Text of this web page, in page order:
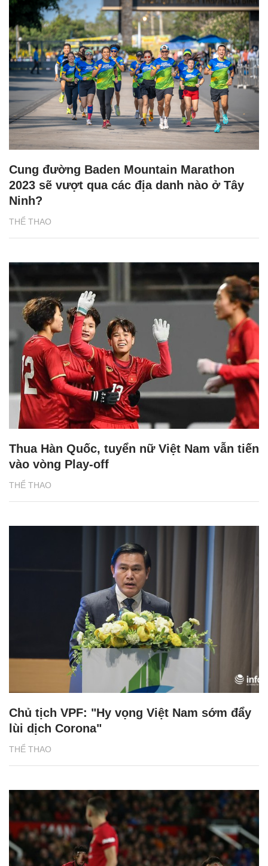
THỂ THAO
Cung đường Baden Mountain Marathon
2023 sẽ vượt qua các địa danh nào ở Tây
Ninh?
THỂ THAO
Thua Hàn Quốc, tuyển nữ Việt Nam vẫn tiến
vào vòng Play-off
THỂ THAO
Chủ tịch VPF: "Hy vọng Việt Nam sớm đẩy
lùi dịch Corona"